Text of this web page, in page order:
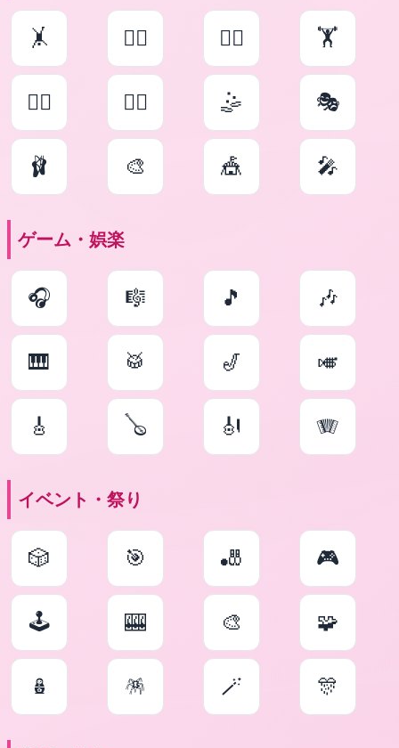
🤸 🏋‍♀️ 🏋‍♂️ 🏋
🤹‍♀️ 🤹‍♂️ 🤹 🎭
🩰 🎨 🎪 🎤
ゲーム・娯楽
🎧 🎼 🎵 🎶
🎹 🥁 🎷 🎺
🎸 🪕 🎻 🪗
イベント・祭り
🎲 🎯 🎳 🎮
🕹 🎰 🎨 🧩
🪆 🪅 🪄 🎊